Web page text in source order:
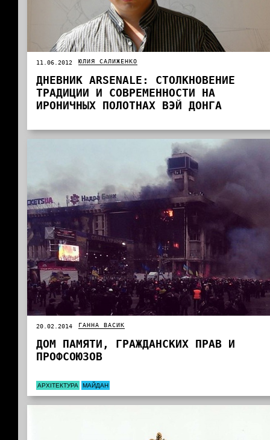
11.06.2012 ЮЛИЯ САЛИЖЕНКО
ДНЕВНИК ARSENALE: СТОЛКНОВЕНИЕ
ТРАДИЦИИ И СОВРЕМЕННОСТИ НА
ИРОНИЧНЫХ ПОЛОТНАХ ВЭЙ ДОНГА
20.02.2014 ГАННА ВАСИК
ДОМ ПАМЯТИ, ГРАЖДАНСКИХ ПРАВ И
ПРОФСОЮЗОВ
АРХІТЕКТУРА МАЙДАН